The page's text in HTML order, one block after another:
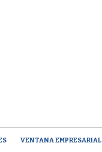
VENTANA EMPRESARIAL